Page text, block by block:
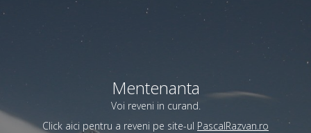
Mentenanta
Voi reveni in curand.
Click aici pentru a reveni pe site-ul PascalRazvan.ro